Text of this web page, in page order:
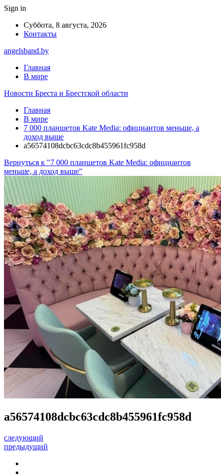
Sign in
Суббота, 8 августа, 2026
Контакты
angelsband.by
Главная
В мире
Новости Бреста и Брестской области
Главная
В мире
7 000 планшетов Kate Media: официантов меньше, а
доход выше
a56574108dcbc63cdc8b455961fc958d
Вернуться к "7 000 планшетов Kate Media: официантов
меньше, а доход выше"
a56574108dcbc63cdc8b455961fc958d
следующий
предыдущий